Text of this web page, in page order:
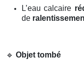
L’eau calcaire
de
🔹 Objet tombé